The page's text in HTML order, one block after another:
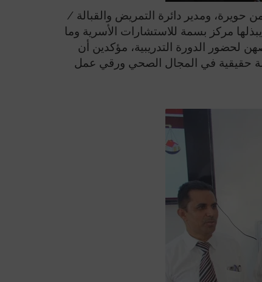
حويرة، ومدير دائرة التمريض والقبالة /
مركز بسمة للاستشارات الأسرية وما
لحضور الدورة التدريبية، مؤكدين أن
حقيقية في المجال الصحي ورقي عمل